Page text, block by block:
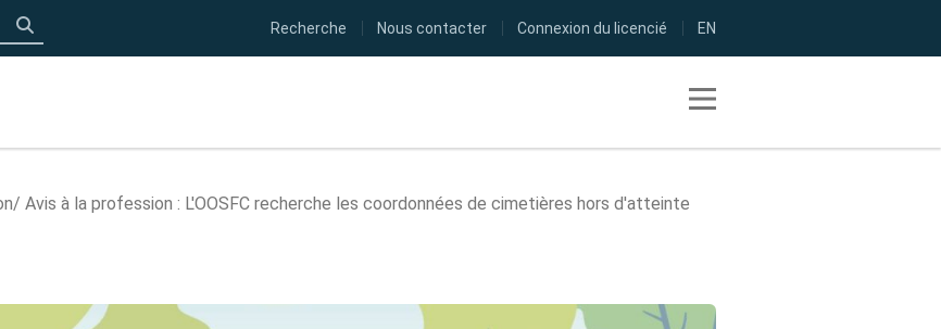
Toggle navigation
Click to search
Recherche Nous contacter Connexion du licencié EN
Avis à la profession : L'OOSFC recherche les coordonnées de cimetières hors d'atteinte